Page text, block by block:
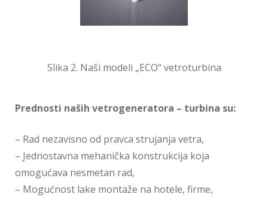
Slika 2. Naši modeli „ECO“ vetroturbina
Prednosti naših vetrogeneratora – turbina su:
– Rad nezavisno od pravca strujanja vetra,
– Jednostavna mehanička konstrukcija koja
omogućava nesmetan rad,
– Mogućnost lake montaže na hotele, firme,